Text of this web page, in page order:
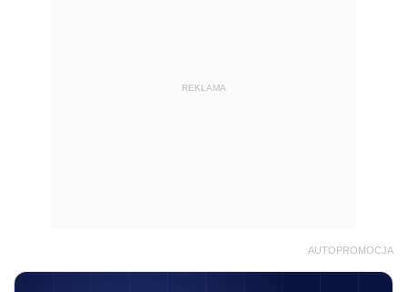
REKLAMA
AUTOPROMOCJA